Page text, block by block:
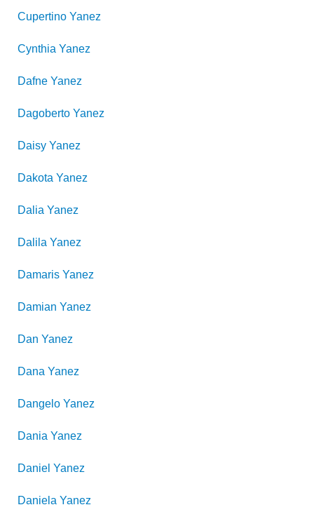
Cupertino Yanez
Cynthia Yanez
Dafne Yanez
Dagoberto Yanez
Daisy Yanez
Dakota Yanez
Dalia Yanez
Dalila Yanez
Damaris Yanez
Damian Yanez
Dan Yanez
Dana Yanez
Dangelo Yanez
Dania Yanez
Daniel Yanez
Daniela Yanez